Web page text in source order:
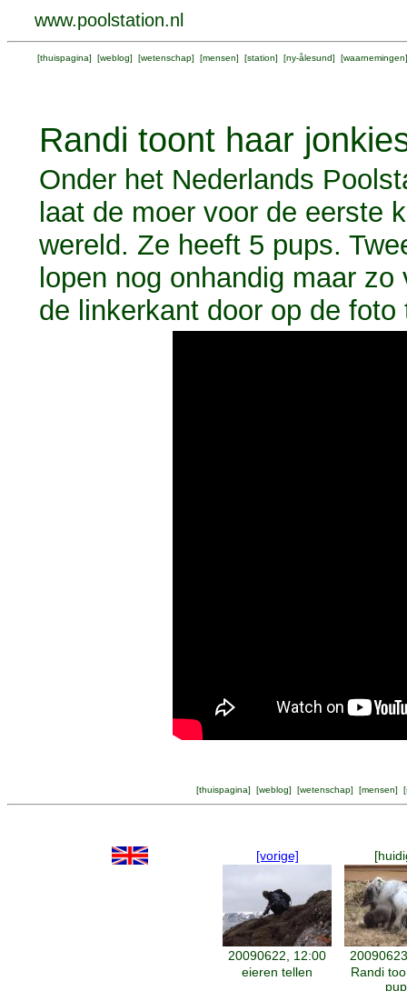
www.poolstation.nl
[thuispagina] [weblog] [wetenschap] [mensen] [station] [ny-ålesund] [waarnemingen
Randi toont haar
Onder het Nederlands
laat de moer voor de eerste
wereld. Ze heeft 5 pups.
lopen nog onhandig maar
de linkerkant door op de foto
[thuispagina] [weblog] [wetenschap] [mensen] [
[vorige]
20090622, 12:00
eieren tellen
Randi